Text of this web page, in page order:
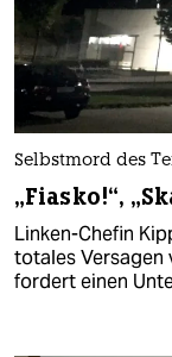
Selbstmord des
„Fiasko!“,
Linken-Chefin
totales Versagen
fordert einen